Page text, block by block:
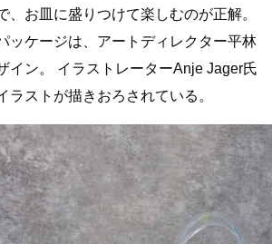
、お皿に盛りつけて楽しむのが正解。
ッケージは、アートディレクター平林
イン。 イラストレーターAnje Jager氏
ラストが描きおろされている。